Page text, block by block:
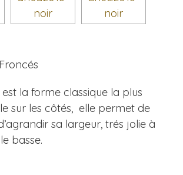
la forme classique la plus
sur les côtés, elle permet de
sa largeur, trés jolie à
basse.